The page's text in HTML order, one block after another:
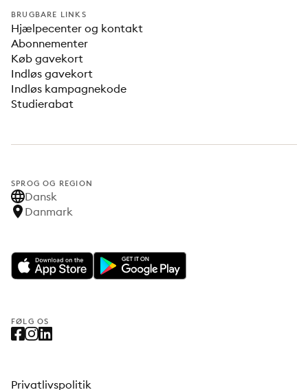
BRUGBARE LINKS
Hjælpecenter og kontakt
Abonnementer
Køb gavekort
Indløs gavekort
Indløs kampagnekode
Studierabat
SPROG OG REGION
Dansk
Danmark
FØLG OS
Privatlivspolitik